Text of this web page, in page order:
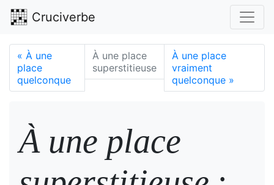
Cruciverbe
« À une
place
quelconque
À une place
superstitieuse
À une place
vraiment
quelconque »
À une place